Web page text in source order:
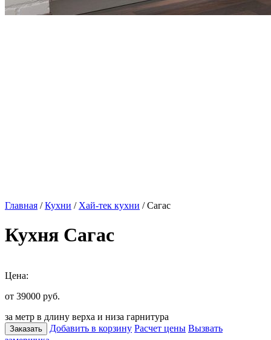
Главная /Кухни / Хай-тек кухни / Сагас
Кухня Сагас
Цена:
от 39000 руб.
за метр в длину верха и низа гарнитура
Заказать Добавить в корзину Расчет цены Вызвать